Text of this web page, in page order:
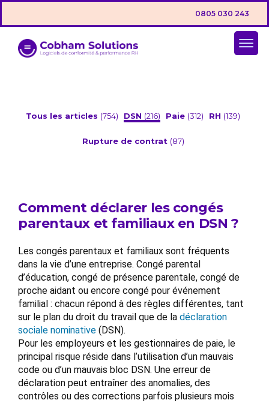
0805 030 243
Tous les articles (754) DSN (216) Paie (312) RH (139)
Rupture de contrat (87)
Comment déclarer les congés
parentaux et familiaux en DSN ?
Les congés parentaux et familiaux sont fréquents
dans la vie d’une entreprise. Congé parental
d’éducation, congé de présence parentale, congé de
proche aidant ou encore congé pour événement
familial : chacun répond à des règles différentes, tant
sur le plan du droit du travail que de la déclaration
sociale nominative (DSN).
Pour les employeurs et les gestionnaires de paie, le
principal risque réside dans l’utilisation d’un mauvais
code ou d’un mauvais bloc DSN. Une erreur de
déclaration peut entraîner des anomalies, des
contrôles ou des corrections parfois plusieurs mois